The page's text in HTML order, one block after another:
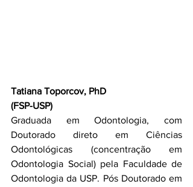
Tatiana Toporcov, PhD
(FSP-USP)
Graduada em Odontologia, com
Doutorado direto em Ciências
Odontológicas (concentração em
Odontologia Social) pela Faculdade de
Odontologia da USP. Pós Doutorado em